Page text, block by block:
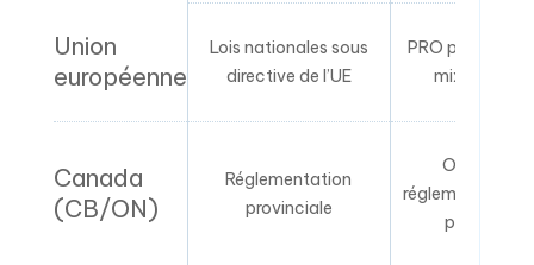
Union
européenne
Lois nationales sous
directive de l’UE
PRO
mixtes par
Canada
(CB/ON)
Réglementation
provinciale
réglementées
par